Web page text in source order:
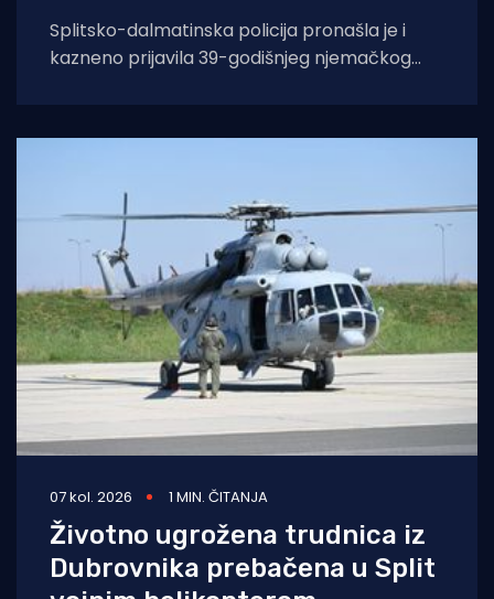
Splitsko-dalmatinska policija pronašla je i
kazneno prijavila 39-godišnjeg njemačkog
07 kol. 2026 1 MIN. ČITANJA
Životno ugrožena trudnica iz
Dubrovnika prebačena u Split